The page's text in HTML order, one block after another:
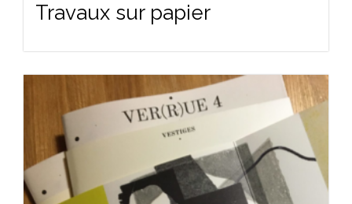
Travaux sur papier